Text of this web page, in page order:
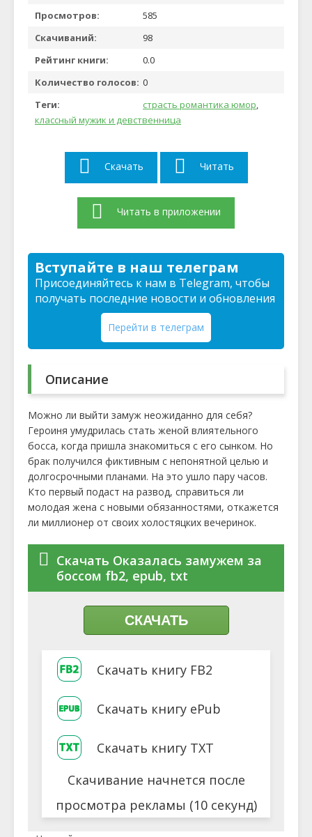
Просмотров:
585
Скачиваний:
98
Рейтинг книги:
0.0
Количество голосов: 0
Теги:
страсть романтика юмор,
классный мужик и девственница
Скачать Читать
Читать в приложении
Вступайте в наш телеграм
Присоединяйтесь к нам в Telegram, чтобы
получать последние новости и обновления
Перейти в телеграм
Описание
Можно ли выйти замуж неожиданно для себя?
Героиня умудрилась стать женой влиятельного
босса, когда пришла знакомиться с его сынком. Но
брак получился фиктивным с непонятной целью и
долгосрочными планами. На это ушло пару часов.
Кто первый подаст на развод, справиться ли
молодая жена с новыми обязанностями, откажется
ли миллионер от своих холостяцких вечеринок.
Скачать Оказалась замужем за
боссом fb2, epub, txt
СКАЧАТЬ
Скачать книгу FB2
Скачать книгу ePub
Скачать книгу TXT
Скачивание начнется после
просмотра рекламы (10 секунд)